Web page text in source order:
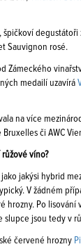
Sauvignon rosé.
Zámeckého
medailí uzavírá
na více
či AWC
víno?
jakýsi hybrid
V žádném
hrozny. Po
slupce jsou tedy v
červené hrozny